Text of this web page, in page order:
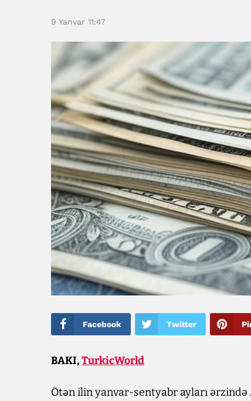
9 Yanvar 11:47
Facebook Twitter
BAKI,TurkicWorld
Ötən ilin yanvar-sentyabr ayları